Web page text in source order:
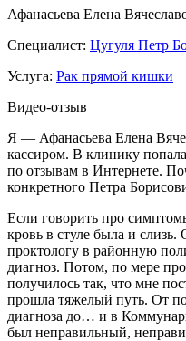
Афанасьева Елена
Специалист: Цугуля Петр
Услуга: Рак прямой кишки
Видео-отзыв
Я — Афанасьева Елена
кассиром. В клинику
по отзывам в Интернете.
конкретного Петра
Если говорить про
кровь в стуле была и слизь.
проктологу в районную
диагноз. Потом, по мере
получилось так, что мне
прошла тяжелый путь. От
диагноза до… и в
был неправильный,